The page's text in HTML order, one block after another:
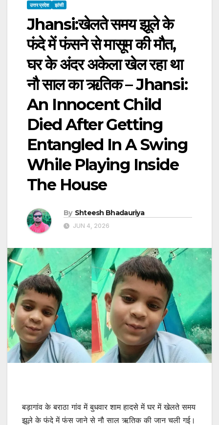
उत्तर प्रदेश झांसी
Jhansi:खेलते समय झूले के
फंदे में फंसने से मासूम की मौत,
घर के अंदर अकेला खेल रहा था
नौ साल का ऋतिक – Jhansi:
An Innocent Child
Died After Getting
Entangled In A Swing
While Playing Inside
The House
By Shteesh Bhadauriya
JUN 4, 2026
बड़ागांव के बराठा गांव में बुधवार शाम हादसे में घर में खेलते समय
झूले के फंदे में फंस जाने से नौ साल ऋतिक की जान चली गई।